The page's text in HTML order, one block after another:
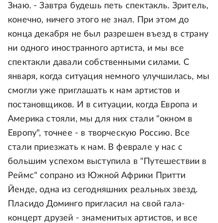
Знаю. - Завтра будешь петь спектакль. Зритель,
конечно, ничего этого не знал. При этом до
конца декабря не был разрешен въезд в страну
ни одного иностранного артиста, и мы все
спектакли давали собственными силами. С
января, когда ситуация немного улучшилась, мы
смогли уже приглашать к нам артистов и
постановщиков. И в ситуации, когда Европа и
Америка стояли, мы для них стали "окном в
Европу", точнее - в творческую Россию. Все
стали приезжать к нам. В феврале у нас с
большим успехом выступила в "Путешествии в
Реймс" сопрано из Южной Африки Притти
Йенде, одна из сегодняшних реальных звезд.
Пласидо Доминго пригласил на свой гала-
концерт друзей - знаменитых артистов, и все